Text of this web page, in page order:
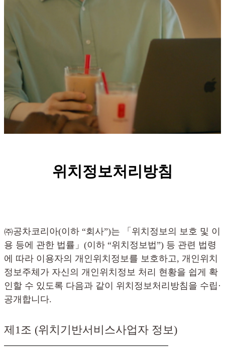
위치정보처리방침
㈜공차코리아(이하 “회사”)는 「위치정보의 보호 및 이
용 등에 관한 법률」(이하 “위치정보법”) 등 관련 법령
에 따라 이용자의 개인위치정보를 보호하고, 개인위치
정보주체가 자신의 개인위치정보 처리 현황을 쉽게 확
인할 수 있도록 다음과 같이 위치정보처리방침을 수립·
공개합니다.
제1조 (위치기반서비스사업자 정보)